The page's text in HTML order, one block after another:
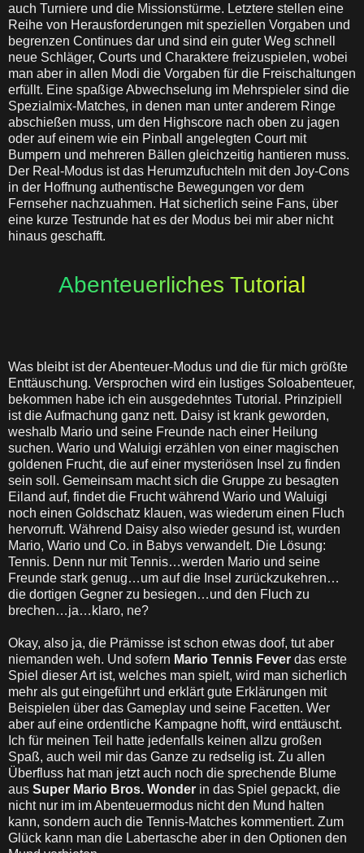
auch Turniere und die Missionstürme. Letztere stellen eine
Reihe von Herausforderungen mit speziellen Vorgaben und
begrenzen Continues dar und sind ein guter Weg schnell
neue Schläger, Courts und Charaktere freizuspielen, wobei
man aber in allen Modi die Vorgaben für die Freischaltungen
erfüllt. Eine spaßige Abwechselung im Mehrspieler sind die
Spezialmix-Matches, in denen man unter anderem Ringe
abschießen muss, um den Highscore nach oben zu jagen
oder auf einem wie ein Pinball angelegten Court mit
Bumpern und mehreren Bällen gleichzeitig hantieren muss.
Der Real-Modus ist das Herumzufuchteln mit den Joy-Cons
in der Hoffnung authentische Bewegungen vor dem
Fernseher nachzuahmen. Hat sicherlich seine Fans, über
eine kurze Testrunde hat es der Modus bei mir aber nicht
hinaus geschafft.
Abenteuerliches Tutorial
Was bleibt ist der Abenteuer-Modus und die für mich größte
Enttäuschung. Versprochen wird ein lustiges Soloabenteuer,
bekommen habe ich ein ausgedehntes Tutorial. Prinzipiell
ist die Aufmachung ganz nett. Daisy ist krank geworden,
weshalb Mario und seine Freunde nach einer Heilung
suchen. Wario und Waluigi erzählen von einer magischen
goldenen Frucht, die auf einer mysteriösen Insel zu finden
sein soll. Gemeinsam macht sich die Gruppe zu besagten
Eiland auf, findet die Frucht während Wario und Waluigi
noch einen Goldschatz klauen, was wiederum einen Fluch
hervorruft. Während Daisy also wieder gesund ist, wurden
Mario, Wario und Co. in Babys verwandelt. Die Lösung:
Tennis. Denn nur mit Tennis…werden Mario und seine
Freunde stark genug…um auf die Insel zurückzukehren…
die dortigen Gegner zu besiegen…und den Fluch zu
brechen…ja…klaro, ne?
Okay, also ja, die Prämisse ist schon etwas doof, tut aber
niemanden weh. Und sofern Mario Tennis Fever das erste
Spiel dieser Art ist, welches man spielt, wird man sicherlich
mehr als gut eingeführt und erklärt gute Erklärungen mit
Beispielen über das Gameplay und seine Facetten. Wer
aber auf eine ordentliche Kampagne hofft, wird enttäuscht.
Ich für meinen Teil hatte jedenfalls keinen allzu großen
Spaß, auch weil mir das Ganze zu redselig ist. Zu allen
Überfluss hat man jetzt auch noch die sprechende Blume
aus Super Mario Bros. Wonder in das Spiel gepackt, die
nicht nur im im Abenteuermodus nicht den Mund halten
kann, sondern auch die Tennis-Matches kommentiert. Zum
Glück kann man die Labertasche aber in den Optionen den